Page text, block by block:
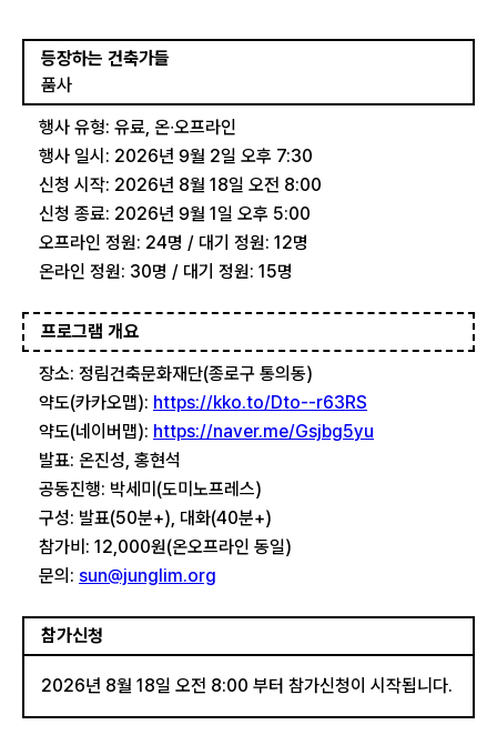
등장하는 건축가들
품사
행사 유형: 유료, 온∙오프라인
행사 일시: 2026년 9월 2일 오후 7:30
신청 시작: 2026년 8월 18일 오전 8:00
신청 종료: 2026년 9월 1일 오후 5:00
오프라인 정원: 24명 / 대기 정원: 12명
온라인 정원: 30명 / 대기 정원: 15명
프로그램 개요
장소: 정림건축문화재단(종로구 통의동)
약도(카카오맵): https://kko.to/Dto--r63RS
약도(네이버맵): https://naver.me/Gsjbg5yu
발표: 온진성, 홍현석
공동진행: 박세미(도미노프레스)
구성: 발표(50분+), 대화(40분+)
참가비: 12,000원(온오프라인 동일)
문의: sun@junglim.org
참가신청
2026년 8월 18일 오전 8:00 부터 참가신청이 시작됩니다.